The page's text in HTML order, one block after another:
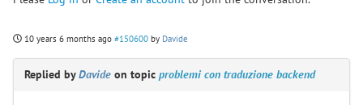
10 years 6 months ago #150600 by Davide
Replied byDavide on topic problemi con traduzione backend